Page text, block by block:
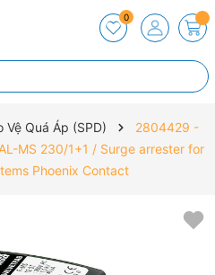
0
Vệ Quá Áp (SPD)
2804429 -
MS 230/1+1 / Surge arrester for
Phoenix Contact